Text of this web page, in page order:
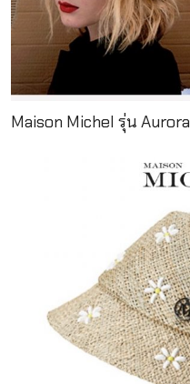
Maison Michel รุ่น Aurora